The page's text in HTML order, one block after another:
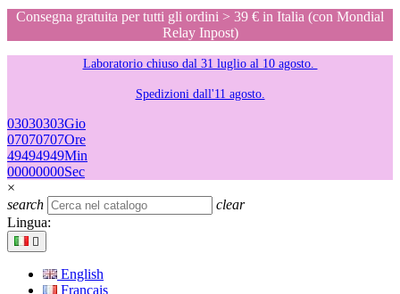
Consegna gratuita per tutti gli ordini > 39 € in Italia (con Mondial
Relay Inpost)
Laboratorio chiuso dal 31 luglio al 10 agosto.
Spedizioni dall'11 agosto.
03030303Gio
07070707Ore
49494949Min
00000000Sec
×
search
clear
Lingua:

English
Français